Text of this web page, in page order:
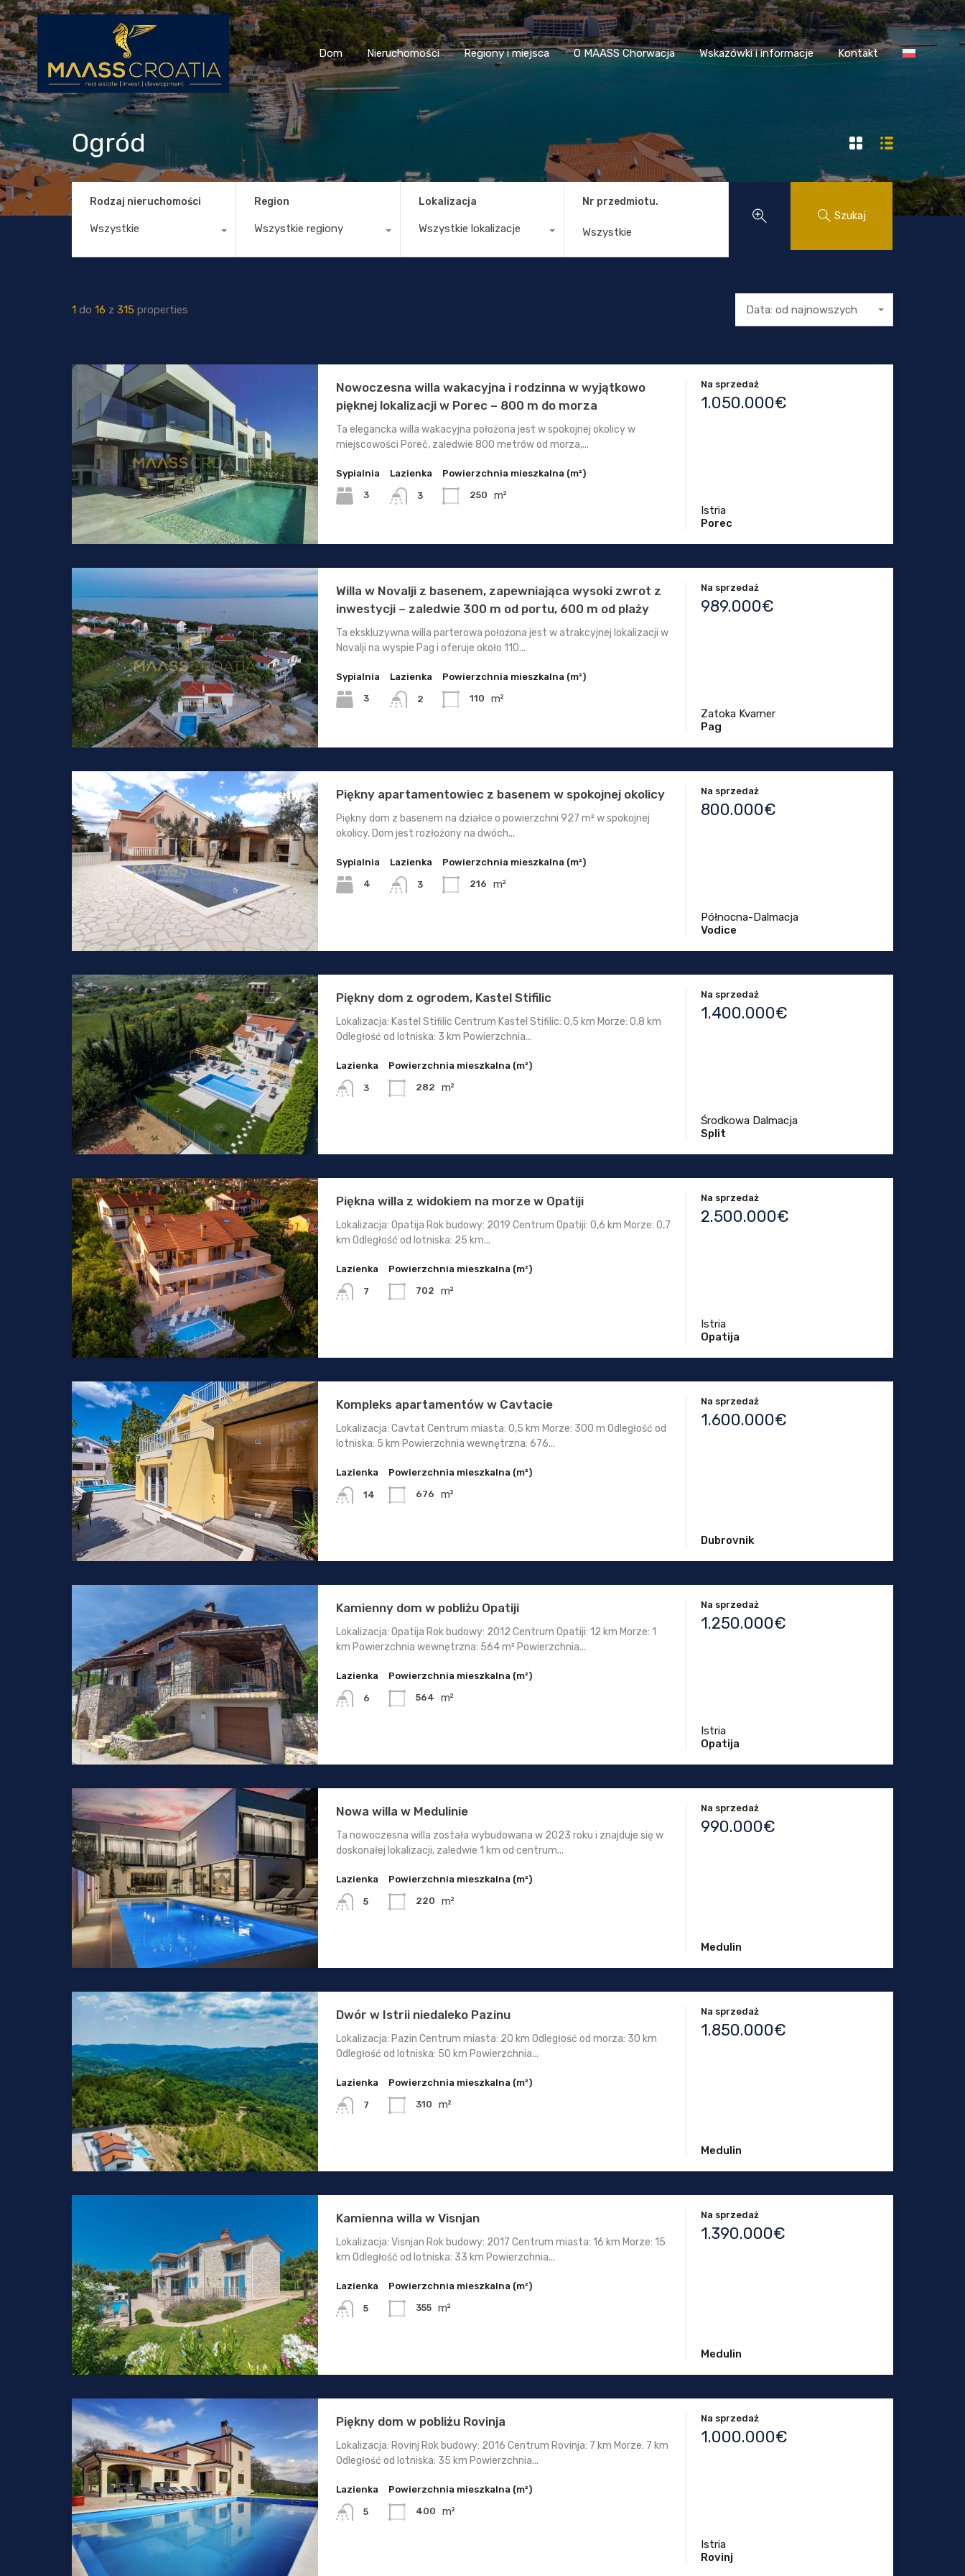
Dom Nieruchomości Regiony i miejsca O MAASS Chorwacja Wskazówki i informacje Kontakt
Dom Nieruchomości Regiony i miejsca O MAASS Chorwacja Wskazówki i informacje Kontakt
Ogród
Rodzaj nieruchomości
Wszystkie
Region
Wszystkie regiony
Lokalizacja
Wszystkie lokalizacje
Nr przedmiotu.
Szukaj
1 do 16 z 315 properties Data: od najnowszych
Nowoczesna willa wakacyjna i rodzinna w wyjątkowo
pięknej lokalizacji w Porec – 800 m do morza
Ta elegancka willa wakacyjna położona jest w spokojnej okolicy w
miejscowości Poreč, zaledwie 800 metrów od morza,...
Sypialnia
3
Lazienka
3
Powierzchnia mieszkalna (m²)
250 m²
Na sprzedaż
1.050.000€
Istria
Porec
Willa w Novalji z basenem, zapewniająca wysoki zwrot z
inwestycji – zaledwie 300 m od portu, 600 m od plaży
Ta ekskluzywna willa parterowa położona jest w atrakcyjnej lokalizacji w
Novalji na wyspie Pag i oferuje około 110...
Sypialnia
3
Lazienka
2
Powierzchnia mieszkalna (m²)
110 m²
Na sprzedaż
989.000€
Zatoka Kvarner
Pag
Piękny apartamentowiec z basenem w spokojnej okolicy
Piękny dom z basenem na działce o powierzchni 927 m² w spokojnej
okolicy. Dom jest rozłożony na dwóch...
Sypialnia
4
Lazienka
3
Powierzchnia mieszkalna (m²)
216 m²
Na sprzedaż
800.000€
Północna-Dalmacja
Vodice
Piękny dom z ogrodem, Kastel Stifilic
Lokalizacja: Kastel Stifilic Centrum Kastel Stifilic: 0,5 km Morze: 0,8 km
Odległość od lotniska: 3 km Powierzchnia...
Lazienka
3
Powierzchnia mieszkalna (m²)
282 m²
Na sprzedaż
1.400.000€
Środkowa Dalmacja
Split
Piękna willa z widokiem na morze w Opatiji
Lokalizacja: Opatija Rok budowy: 2019 Centrum Opatiji: 0,6 km Morze: 0,7
km Odległość od lotniska: 25 km...
Lazienka
7
Powierzchnia mieszkalna (m²)
702 m²
Na sprzedaż
2.500.000€
Istria
Opatija
Kompleks apartamentów w Cavtacie
Lokalizacja: Cavtat Centrum miasta: 0,5 km Morze: 300 m Odległość od
lotniska: 5 km Powierzchnia wewnętrzna: 676...
Lazienka
14
Powierzchnia mieszkalna (m²)
676 m²
Na sprzedaż
1.600.000€
Dubrovnik
Kamienny dom w pobliżu Opatiji
Lokalizacja: Opatija Rok budowy: 2012 Centrum Opatiji: 12 km Morze: 1
km Powierzchnia wewnętrzna: 564 m² Powierzchnia...
Lazienka
6
Powierzchnia mieszkalna (m²)
564 m²
Na sprzedaż
1.250.000€
Istria
Opatija
Nowa willa w Medulinie
Ta nowoczesna willa została wybudowana w 2023 roku i znajduje się w
doskonałej lokalizacji, zaledwie 1 km od centrum...
Lazienka
5
Powierzchnia mieszkalna (m²)
220 m²
Na sprzedaż
990.000€
Medulin
Dwór w Istrii niedaleko Pazinu
Lokalizacja: Pazin Centrum miasta: 20 km Odległość od morza: 30 km
Odległość od lotniska: 50 km Powierzchnia...
Lazienka
7
Powierzchnia mieszkalna (m²)
310 m²
Na sprzedaż
1.850.000€
Medulin
Kamienna willa w Visnjan
Lokalizacja: Visnjan Rok budowy: 2017 Centrum miasta: 16 km Morze: 15
km Odległość od lotniska: 33 km Powierzchnia...
Lazienka
5
Powierzchnia mieszkalna (m²)
355 m²
Na sprzedaż
1.390.000€
Medulin
Piękny dom w pobliżu Rovinja
Lokalizacja: Rovinj Rok budowy: 2016 Centrum Rovinja: 7 km Morze: 7 km
Odległość od lotniska: 35 km Powierzchnia...
Lazienka
5
Powierzchnia mieszkalna (m²)
400 m²
Na sprzedaż
1.000.000€
Istria
Rovinj